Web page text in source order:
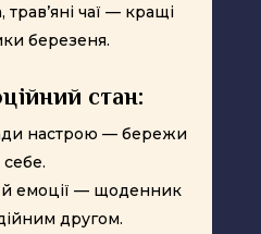
трав’яні чаї — кращі
березеня.
стан:
настрою — бережи
себе.
емоції — щоденник
другом.